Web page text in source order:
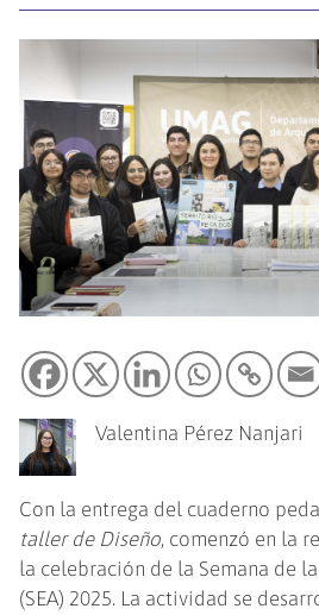
Valentina Pérez Nanjari
Con la entrega del cuaderno
taller de Diseño, comenzó en la
la celebración de la Semana de
(SEA) 2025. La actividad se